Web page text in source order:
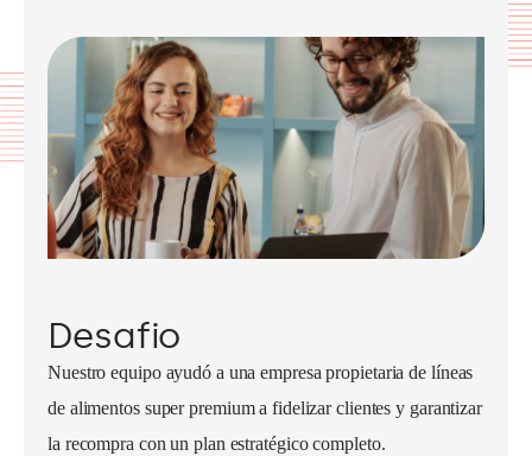
Desafio
Nuestro equipo ayudó a una empresa propietaria de líneas
de alimentos super premium a fidelizar clientes y garantizar
la recompra con un plan estratégico completo.